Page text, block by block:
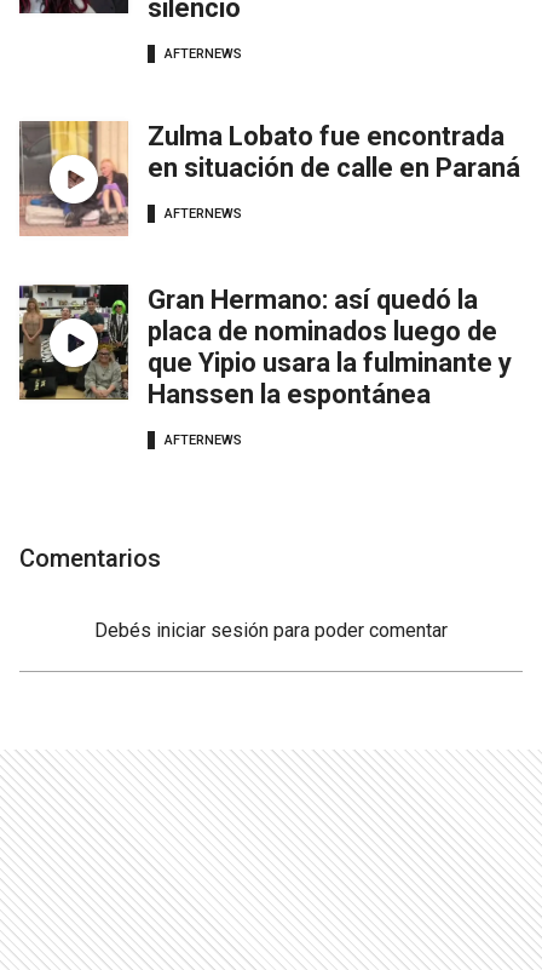
silencio
AFTERNEWS
Zulma Lobato fue encontrada
en situación de calle en Paraná
AFTERNEWS
Gran Hermano: así quedó la
placa de nominados luego de
que Yipio usara la fulminante y
Hanssen la espontánea
AFTERNEWS
Comentarios
Debés iniciar sesión para poder comentar